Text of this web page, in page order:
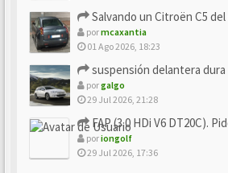
Salvando un Citroën C5 del desguace:
pormcaxantia
01 Ago 2026, 18:23
suspensión delantera dura
porgalgo
29 Jul 2026, 21:28
FAP (3.0 HDi V6 DT20C). Pido
poriongolf
29 Jul 2026, 17:36